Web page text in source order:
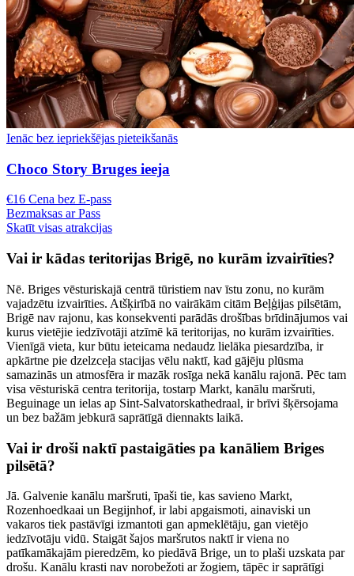
Ienāc bez iepriekšējas pieteikšanās
Choco Story Bruges ieeja
€16 Cena bez E-pass
Bezmaksas ar Pass
Skatīt visas atrakcijas
Vai ir kādas teritorijas Brigē, no kurām izvairīties?
Nē. Briges vēsturiskajā centrā tūristiem nav īstu zonu, no kurām
vajadzētu izvairīties. Atšķirībā no vairākām citām Beļģijas pilsētām,
Brigē nav rajonu, kas konsekventi parādās drošības brīdinājumos vai
kurus vietējie iedzīvotāji atzīmē kā teritorijas, no kurām izvairīties.
Vienīgā vieta, kur būtu ieteicama nedaudz lielāka piesardzība, ir
apkārtne pie dzelzceļa stacijas vēlu naktī, kad gājēju plūsma
samazinās un atmosfēra ir mazāk rosīga nekā kanālu rajonā. Pēc tam
visa vēsturiskā centra teritorija, tostarp Markt, kanālu maršruti,
Beguinage un ielas ap Sint-Salvatorskathedraal, ir brīvi šķērsojama
un bez bažām jebkurā saprātīgā diennakts laikā.
Vai ir droši naktī pastaigāties pa kanāliem Briges
pilsētā?
Jā. Galvenie kanālu maršruti, īpaši tie, kas savieno Markt,
Rozenhoedkaai un Begijnhof, ir labi apgaismoti, ainaviski un
vakaros tiek pastāvīgi izmantoti gan apmeklētāju, gan vietējo
iedzīvotāju vidū. Staigāt šajos maršrutos naktī ir viena no
patīkamākajām pieredzēm, ko piedāvā Brige, un to plaši uzskata par
drošu. Kanālu krasti nav norobežoti ar žogiem, tāpēc ir saprātīgi